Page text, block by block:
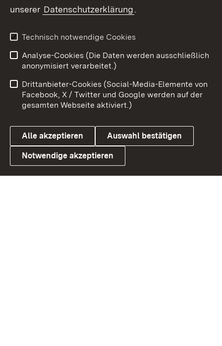
Youtube
Link zum Landesportal
Impressum
Kontakt
Barrierefreiheit
Datenschutz
Cookies
unserer Datenschutzerklärung.
Technisch notwendige Cookies
Analyse-Cookies (Die Daten werden ausschließlich
anonymisiert verarbeitet.)
Drittanbieter-Cookies (Social-Media-Elemente von
Facebook, X / Twitter und Google werden auf der
gesamten Webseite aktiviert.)
Alle akzeptieren Auswahl bestätigen
Notwendige akzeptieren